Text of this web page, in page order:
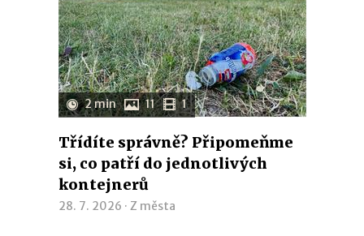
2 min 11 1
Třídíte správně? Připomeňme
si, co patří do jednotlivých
kontejnerů
28. 7. 2026 · Z města